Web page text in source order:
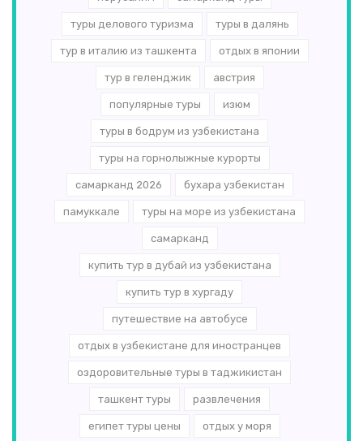
туры делового туризма туры в далянь
тур в италию из ташкента отдых в японии
тур в геленджик австрия
популярные туры изюм
туры в бодрум из узбекистана
туры на горнолыжные курорты
самарканд 2026 бухара узбекистан
памуккале туры на море из узбекистана
самарканд
купить тур в дубай из узбекистана
купить тур в хургаду
путешествие на автобусе
отдых в узбекистане для иностранцев
оздоровительные туры в таджикистан
ташкент туры развлечения
египет туры цены отдых у моря